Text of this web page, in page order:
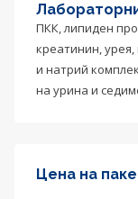
ПКК, липиден
креатинин,
и натрий
на урина и
Цена на